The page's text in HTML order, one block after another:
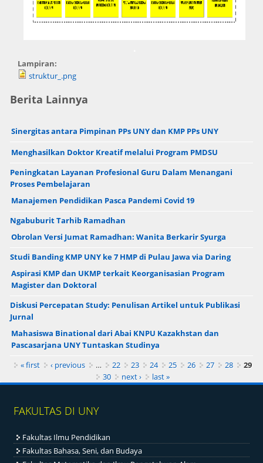
Lampiran:
struktur_.png
Berita Lainnya
Sinergitas antara Pimpinan PPs UNY dan KMP PPs UNY
Menghasilkan Doktor Kreatif melalui Program PMDSU
Peningkatan Layanan Profesional Guru Dalam Menangani
Proses Pembelajaran
Manajemen Pendidikan Pasca Pandemi Covid 19
Ngabuburit Tarhib Ramadhan
Obrolan Versi Jumat Ramadhan: Wanita Berkarir Syurga
Studi Banding KMP UNY ke 7 HMP di Pulau Jawa via Daring
Aspirasi KMP dan UKMP terkait Keorganisasian Program
Magister dan Doktoral
Diskusi Percepatan Study: Penulisan Artikel untuk Publikasi
Jurnal
Mahasiswa Binational dari Abai KNPU Kazakhstan dan
Pascasarjana UNY Tuntaskan Studinya
Pages
« first ‹ previous … 22 23 24 25 26 27 28
29
30
next › last »
FAKULTAS DI UNY
Fakultas Ilmu Pendidikan
Fakultas Bahasa, Seni, dan Budaya